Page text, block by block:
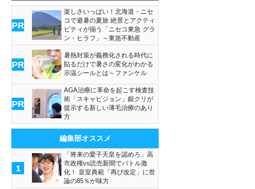
PR
楽しさいっぱい！北海道・ニセ
コで避暑の夏旅 絶景とアクティ
ビティが揃う「ニセコ東急 グラ
ン・ヒラフ」～東急不動産
PR
暑熱対策が義務化される時代に
貼るだけで暑さの変化がわかる
示温シールとは～ファンケル
PR
AGA治療に革命を起こす検査技
術「スキャビジョン」銀クリが
提示する新しい薄毛治療のあり
方
編集部オススメ
1
「将来の愛子天皇を認めろ」高
市政権vs読売新聞でバトル激
化！ 皇室典範「再び改定」に世
論の85％が味方